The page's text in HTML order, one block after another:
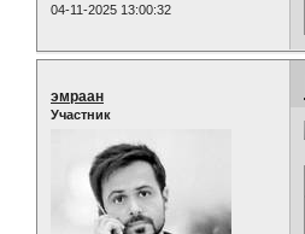
04-11-2025 13:00:32
эмраан
Участник